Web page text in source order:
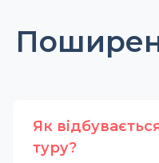
Як
туру?